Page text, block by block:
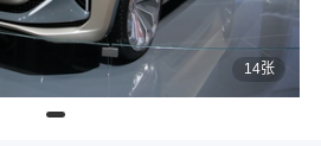
14张